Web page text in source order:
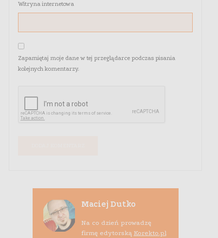
Witryna internetowa
Zapamiętaj moje dane w tej przeglądarce podczas pisania
kolejnych komentarzy.
Maciej Dutko
Na co dzień prowadzę
firmę edytorską Korekto.pl